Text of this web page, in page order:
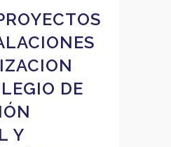
DE
Y